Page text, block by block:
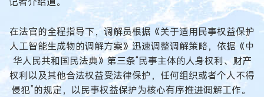
在法官的全程指导下，调解员根据《关于适用民事权益保护
人工智能生成物的调解方案》迅速调整调解策略，依据《中
华人民共和国民法典》第三条“民事主体的人身权利、财产
权利以及其他合法权益受法律保护，任何组织或者个人不得
侵犯”的规定，以民事权益保护为核心有序推进调解工作。